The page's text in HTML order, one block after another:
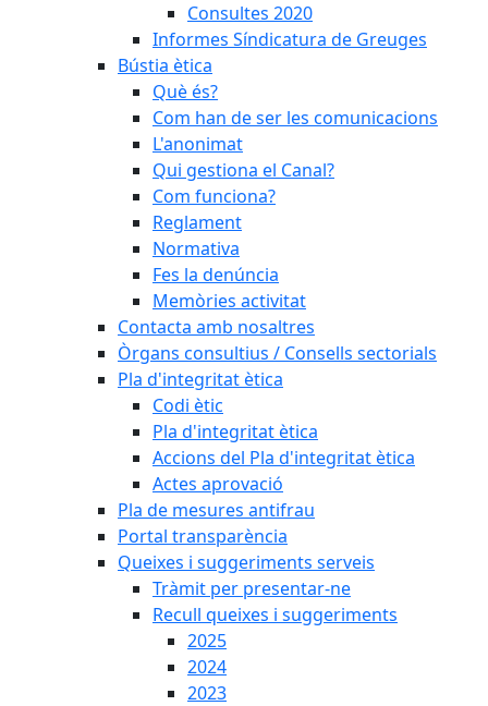
Consultes 2020
Informes Síndicatura de Greuges
Bústia ètica
Què és?
Com han de ser les comunicacions
L'anonimat
Qui gestiona el Canal?
Com funciona?
Reglament
Normativa
Fes la denúncia
Memòries activitat
Contacta amb nosaltres
Òrgans consultius / Consells sectorials
Pla d'integritat ètica
Codi ètic
Pla d'integritat ètica
Accions del Pla d'integritat ètica
Actes aprovació
Pla de mesures antifrau
Portal transparència
Queixes i suggeriments serveis
Tràmit per presentar-ne
Recull queixes i suggeriments
2025
2024
2023